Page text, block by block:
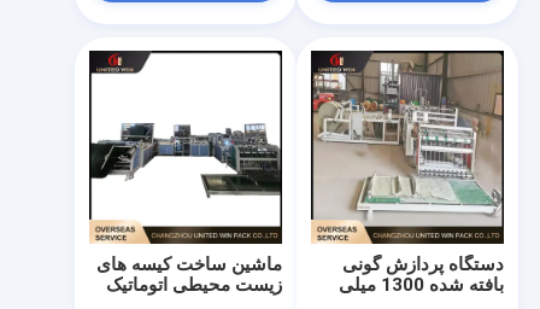
ماشین ساخت کیسه های
زیست محیطی اتوماتیک
دستگاه پردازش گونی
بافته شده 1300 میلی